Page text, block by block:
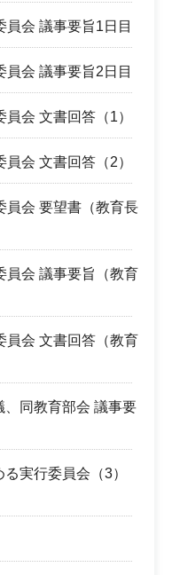
会 議事要旨1日目
会 議事要旨2日目
会 文書回答（1）
会 文書回答（2）
員会 要望書（教育長
員会 議事要旨（教育
員会 文書回答（教育
同教育部会 議事要
実行委員会（3）